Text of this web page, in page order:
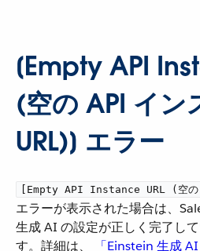
[Empty API
(空の API イン
URL)] エラー
[Empty API Instance URL (空の
エラーが表示された場合は、
生成 AI の設定が正しく完了し
す。詳細は、
「Einstein 生成 AI